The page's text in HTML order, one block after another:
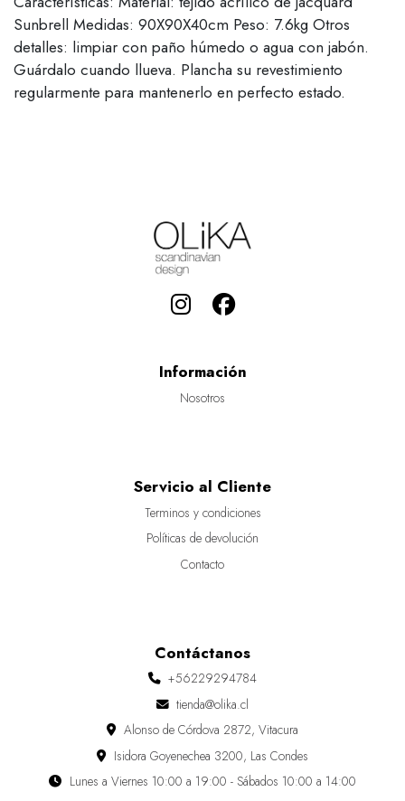
Sunbrell Medidas: 90X90X40cm Peso: 7.6kg Otros
detalles: limpiar con paño húmedo o agua con jabón.
Guárdalo cuando llueva. Plancha su revestimiento
regularmente para mantenerlo en perfecto estado.
Información
Nosotros
Servicio al Cliente
Terminos y condiciones
Políticas de devolución
Contacto
Contáctanos
+56229294784
tienda@olika.cl
Alonso de Córdova 2872, Vitacura
Isidora Goyenechea 3200, Las Condes
Lunes a Viernes 10:00 a 19:00 - Sábados 10:00 a 14:00